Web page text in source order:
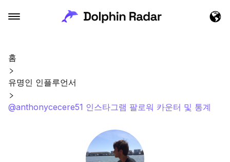
홈
유명인 인플루언서
@anthonycecere51 인스타그램 팔로워 카운터 및 통계